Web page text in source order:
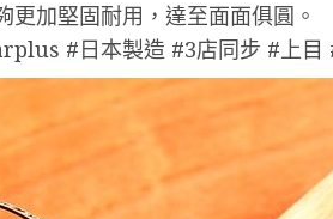
加堅固耐用，達至面面俱圓。
#日本製造 #3店同步 #上